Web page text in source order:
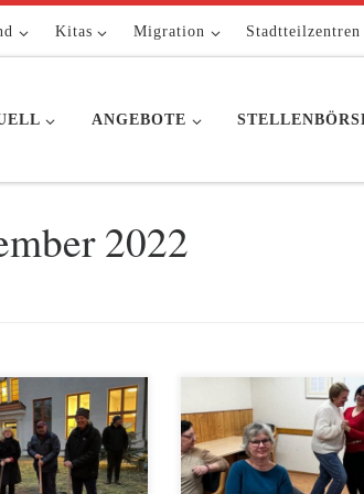
Kitas Migration Stadtteilzentren
ANGEBOTE
2022
Villa
der Anlass für
der Kinder- und
Am 8. Dezember fand
Stadtteiltreff Hellersdorf-
Sozialweihnachtsfeier in
Zusammenarbeit mit dem